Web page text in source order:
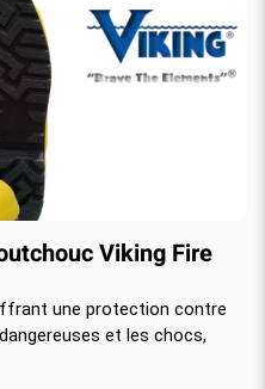
Viking Fire
une protection contre
et les chocs,